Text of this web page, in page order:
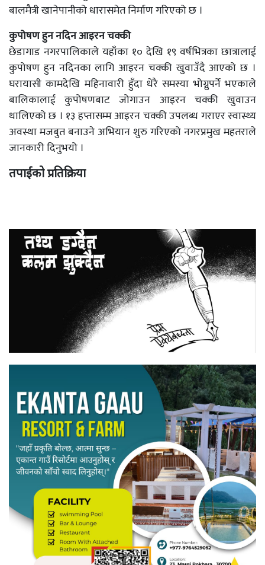
बालमैत्री खानेपानीको धारासमेत निर्माण गरिएको छ ।
कुपोषण हुन नदिन आइरन चक्की
छेडागाड नगरपालिकाले यहाँका १० देखि १९ वर्षभित्रका छात्रालाई
कुपोषण हुन नदिनका लागि आइरन चक्की खुवाउँदै आएको छ ।
घरायासी कामदेखि महिनावारी हुँदा धेरै समस्या भोग्नुपर्ने भएकाले
बालिकालाई कुपोषणबाट जोगाउन आइरन चक्की खुवाउन
थालिएको छ । १३ हप्तासम्म आइरन चक्की उपलब्ध गराएर स्वास्थ्य
अवस्था मजबुत बनाउने अभियान शुरु गरिएको नगरप्रमुख महतराले
जानकारी दिनुभयो ।
तपाईको प्रतिक्रिया